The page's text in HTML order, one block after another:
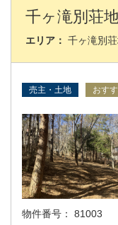
千ヶ滝別荘
エリア： 千ヶ滝別
売主・土地 おす
物件番号： 81003